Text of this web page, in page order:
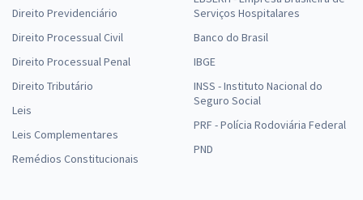
Direito Previdenciário
Direito Processual Civil
Direito Processual Penal
Direito Tributário
Leis
Leis Complementares
Remédios Constitucionais
Serviços Hospitalares
Banco do Brasil
IBGE
INSS - Instituto Nacional do
Seguro Social
PRF - Polícia Rodoviária Federal
PND